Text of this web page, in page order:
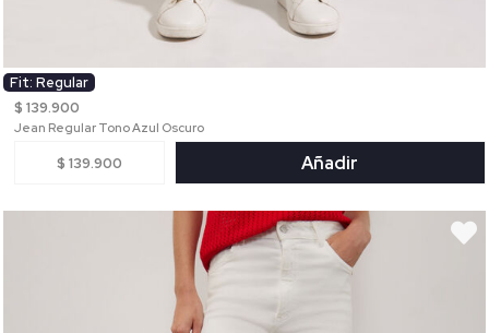
Fit: Regular
$ 139.900
Jean Regular Tono Azul Oscuro
$ 139.900 Añadir